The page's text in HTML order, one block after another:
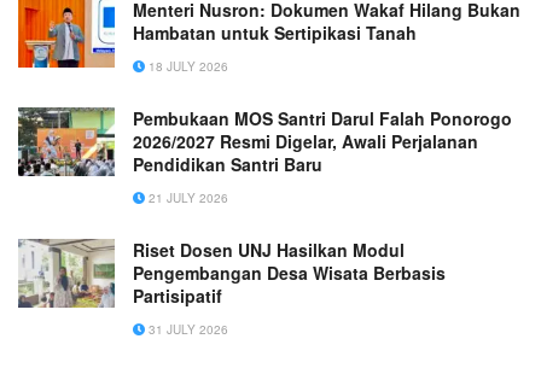
Menteri Nusron: Dokumen Wakaf Hilang Bukan
Hambatan untuk Sertipikasi Tanah
18 JULY 2026
Pembukaan MOS Santri Darul Falah Ponorogo
2026/2027 Resmi Digelar, Awali Perjalanan
Pendidikan Santri Baru
21 JULY 2026
Riset Dosen UNJ Hasilkan Modul
Pengembangan Desa Wisata Berbasis
Partisipatif
31 JULY 2026